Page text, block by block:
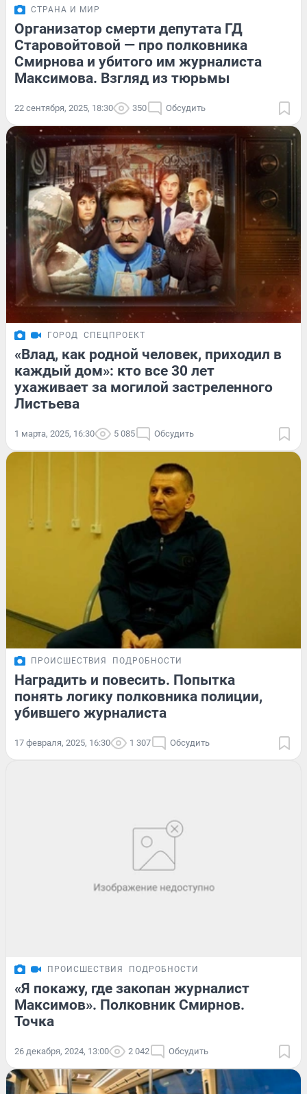
СТРАНА И МИР
Организатор смерти депутата ГД
Старовойтовой — про полковника
Смирнова и убитого им журналиста
Максимова. Взгляд из тюрьмы
22 сентября, 2025, 18:30 350 Обсудить
ГОРОД СПЕЦПРОЕКТ
«Влад, как родной человек, приходил в
каждый дом»: кто все 30 лет
ухаживает за могилой застреленного
Листьева
1 марта, 2025, 16:30 5 085 Обсудить
ПРОИСШЕСТВИЯ ПОДРОБНОСТИ
Наградить и повесить. Попытка
понять логику полковника полиции,
убившего журналиста
17 февраля, 2025, 16:30 1 307 Обсудить
ПРОИСШЕСТВИЯ ПОДРОБНОСТИ
«Я покажу, где закопан журналист
Максимов». Полковник Смирнов.
Точка
26 декабря, 2024, 13:00 2 042 Обсудить